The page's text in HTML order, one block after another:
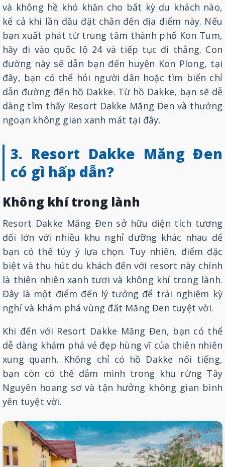
và không hề khó khăn cho bất kỳ du khách nào,
kể cả khi lần đầu đặt chân đến địa điểm này. Nếu
bạn xuất phát từ trung tâm thành phố Kon Tum,
hãy đi vào quốc lộ 24 và tiếp tục đi thẳng. Con
đường này sẽ dẫn bạn đến huyện Kon Plong, tại
đây, bạn có thể hỏi người dân hoặc tìm biển chỉ
dẫn đường đến hồ Dakke. Từ hồ Dakke, bạn sẽ dễ
dàng tìm thấy Resort Dakke Măng Đen và thưởng
ngoạn không gian xanh mát tại đây.
3. Resort Dakke Măng Đen
có gì hấp dẫn?
Không khí trong lành
Resort Dakke Măng Đen sở hữu diện tích tương
đối lớn với nhiều khu nghỉ dưỡng khác nhau để
bạn có thể tùy ý lựa chọn. Tuy nhiên, điểm đặc
biệt và thu hút du khách đến với resort này chính
là thiên nhiên xanh tươi và không khí trong lành.
Đây là một điểm đến lý tưởng để trải nghiệm kỳ
nghỉ và khám phá vùng đất Măng Đen tuyệt vời.
Khi đến với Resort Dakke Măng Đen, bạn có thể
dễ dàng khám phá vẻ đẹp hùng vĩ của thiên nhiên
xung quanh. Không chỉ có hồ Dakke nổi tiếng,
bạn còn có thể đắm mình trong khu rừng Tây
Nguyên hoang sơ và tận hưởng không gian bình
yên tuyệt vời.